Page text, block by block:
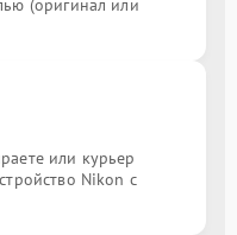
(оригинал или
или курьер
Nikon с